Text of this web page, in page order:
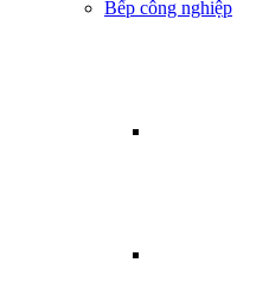
Bếp công nghiệp